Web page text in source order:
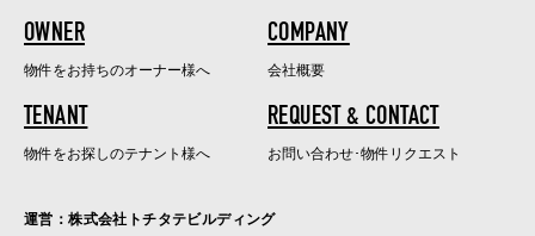
OWNER
物件をお持ちのオーナー様へ
COMPANY
会社概要
TENANT
物件をお探しのテナント様へ
REQUEST & CONTACT
お問い合わせ･物件リクエスト
運営：株式会社トチタテビルディング